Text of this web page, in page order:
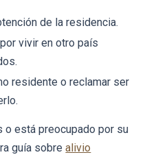
de la residencia.
vivir en otro país
residente o reclamar ser
o está preocupado por su
guía sobrealivio